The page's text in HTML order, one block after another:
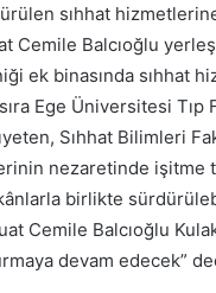
sıhhat
Cemile Balcıoğlu
ek binasında sıhhat
Ege Üniversitesi
Sıhhat Bilimleri
nezaretinde
birlikte
Cemile Balcıoğlu
devam edecek”